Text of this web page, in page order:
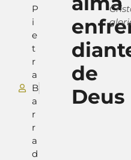
P
i
e
t
r
a
B
a
r
r
a
d
de
Deus